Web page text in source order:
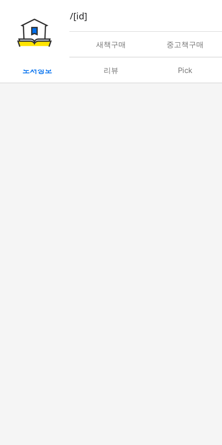
book/rent/[id]
대여 새책구매 중고책구매
도서정보 리뷰 Pick